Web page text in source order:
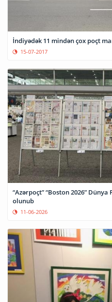
İndiyədək 11 mindən çox poçt
15-07-2017
“Azərpoçt” “Boston 2026”
olunub
11-06-2026